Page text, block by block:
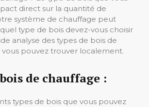
direct sur la quantité de
système de chauffage peut
type de bois devez-vous choisir
analyse des types de bois de
pouvez trouver localement.
de chauffage :
types de bois que vous pouvez